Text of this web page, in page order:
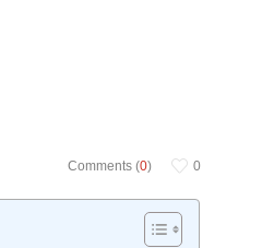
Comments (0) 0